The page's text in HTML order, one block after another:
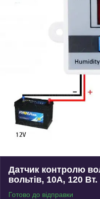
Датчик контролю
вольтів, 10A, 120 Вт.
Готово до відправки